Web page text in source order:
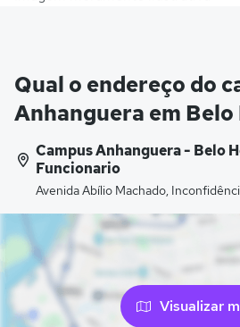
Qual o endereço do
Anhanguera em
Campus Anhanguera - Belo
Funcionario
Avenida Abílio Machado,
Visualizar